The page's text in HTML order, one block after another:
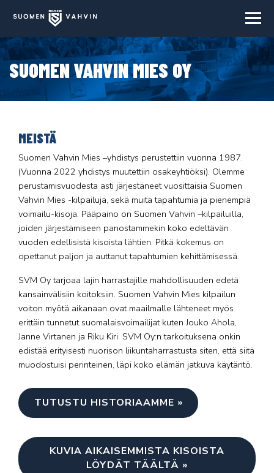
SUOMEN VAHVIN MIES OY
MEISTÄ
Suomen Vahvin Mies –yhdistys perustettiin vuonna 1987.
(Vuonna 2022 yhdistys muutettiin osakeyhtiöksi). Olemme
perustamisvuodesta asti järjestäneet vuosittaisia Suomen
Vahvin Mies -kilpailuja, sekä muita tapahtumia ja pienempiä
voimailu-kisoja. Pääpaino on Suomen Vahvin –kilpailuilla,
joiden järjestämiseen panostammekin koko edeltävän
vuoden edellisistä kisoista lähtien. Pitkä kokemus on
opettanut paljon ja auttanut tapahtumien kehittämisessä.
SVM Oy tarjoaa lajin harrastajille mahdollisuuden edetä
kansainvälisiin koitoksiin. Suomen Vahvin Mies kilpailun
voiton myötä aikanaan ovat maailmalle lähteneet myös
erittäin tunnetut suomalaisvoimailijat kuten Jouko Ahola,
Janne Virtanen ja Riku Kiri. SVM Oy:n tarkoituksena onkin
edistää erityisesti nuorison liikuntaharrastusta siten, että siitä
muodostuisi perinteinen, läpi koko elämän jatkuva käytäntö.
TUTUSTU HISTORIAAMME »
KUVIA AIKAISEMMISTA KISOISTA
LÖYDÄT TÄÄLTÄ »